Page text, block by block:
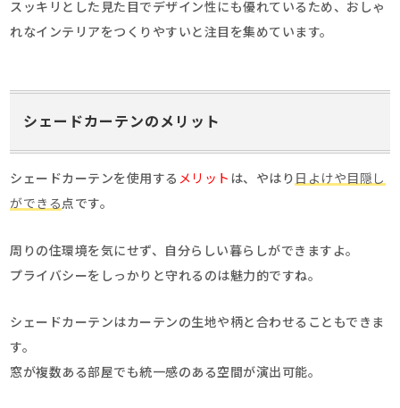
スッキリとした見た目でデザイン性にも優れているため、おしゃ
れなインテリアをつくりやすいと注目を集めています。
シェードカーテンのメリット
シェードカーテンを使用する メリット は、やはり 日よけや目隠し
ができる 点です。
周りの住環境を気にせず、自分らしい暮らしができますよ。
プライバシーをしっかりと守れるのは魅力的ですね。
シェードカーテンはカーテンの生地や柄と合わせることもできま
す。
窓が複数ある部屋でも統一感のある空間が演出可能。